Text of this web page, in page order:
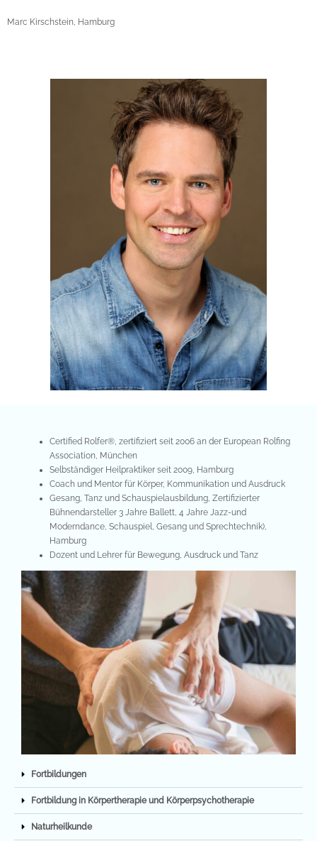
Marc Kirschstein, Hamburg
Certified Rolfer®️, zertifiziert seit 2006 an der European Rolfing
Association, München
Selbständiger Heilpraktiker seit 2009, Hamburg
Coach und Mentor für Körper, Kommunikation und Ausdruck
Gesang, Tanz und Schauspielausbildung, Zertifizierter
Bühnendarsteller 3 Jahre Ballett, 4 Jahre Jazz-und
Moderndance, Schauspiel, Gesang und Sprechtechnik),
Hamburg
Dozent und Lehrer für Bewegung, Ausdruck und Tanz
Fortbildungen
Fortbildung in Körpertherapie und Körperpsychotherapie
Naturheilkunde